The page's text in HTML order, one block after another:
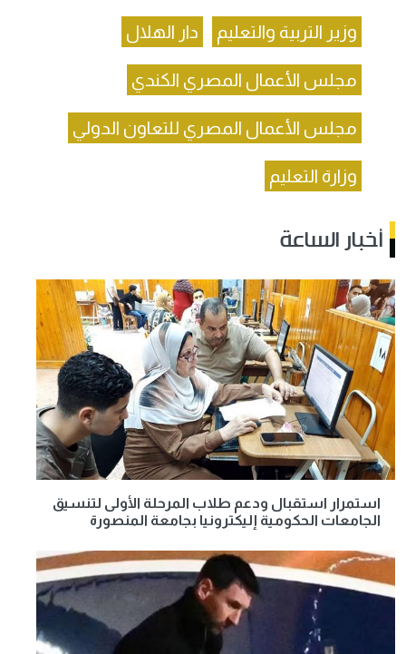
وزير التربية والتعليم دار الهلال
مجلس الأعمال المصري الكندي
مجلس الأعمال المصري للتعاون الدولي
وزارة التعليم
أخبار الساعة
استمرار استقبال ودعم طلاب المرحلة الأولى لتنسيق
الجامعات الحكومية إليكترونيا بجامعة المنصورة